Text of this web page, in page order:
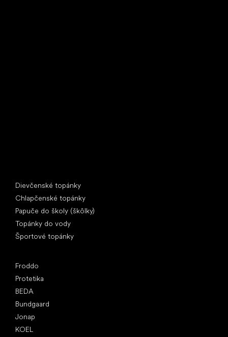
Dievčenské topánky
Chlapčenské topánky
Papuče do školy (škôlky)
Topánky do vody
Športové topánky
Froddo
Protetika
BEDA
Bundgaard
Jonap
KOEL